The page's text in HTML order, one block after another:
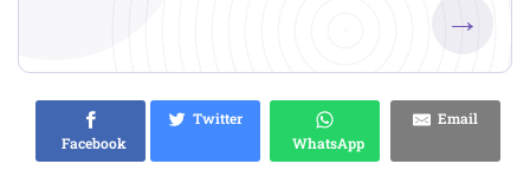
→
Facebook
Twitter
WhatsApp
Email